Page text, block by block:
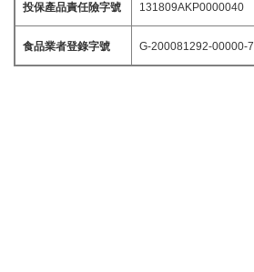
投保產品責任險字號 131809AKP0000040
食品業者登錄字號 G-200081292-00000-7